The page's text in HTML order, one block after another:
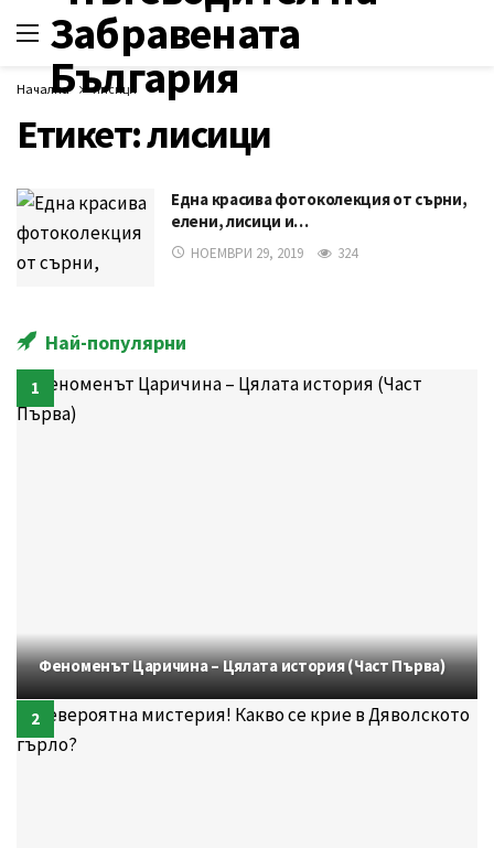
Начална лисици
Етикет:лисици
Една красива фотоколекция от сърни,
елени, лисици и…
НОЕМВРИ 29, 2019 324
Най-популярни
Феноменът Царичина – Цялата история (Част Първа)